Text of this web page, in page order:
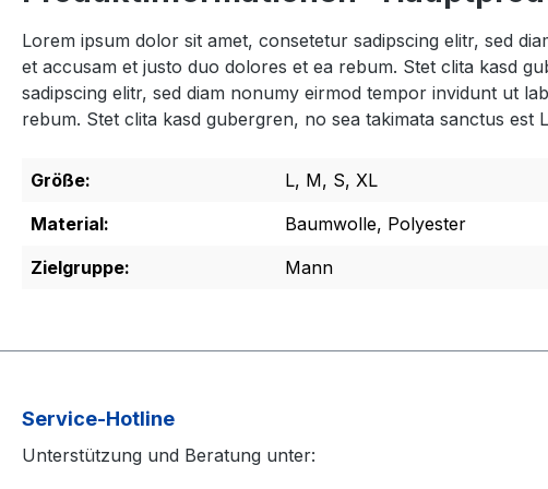
Lorem ipsum dolor sit amet, consetetur sadipscing elitr, sed
et accusam et justo duo dolores et ea rebum. Stet clita kasd
sadipscing elitr, sed diam nonumy eirmod tempor invidunt ut
rebum. Stet clita kasd gubergren, no sea takimata sanctus est
Größe:
L, M, S, XL
Material:
Baumwolle, Polyester
Zielgruppe:
Mann
Service-Hotline
Unterstützung und Beratung unter: